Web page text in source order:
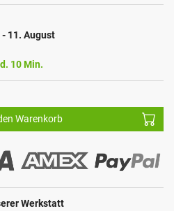
11. August
10 Min.
Warenkorb
Werkstatt